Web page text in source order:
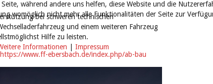
bei schweren technischen
und einem weiteren Fahrzeug
Hilfe zu leisten.
https://www.ff-ebersbach.de/index.php/ab-bau
während andere uns helfen, diese Website und die
womöglich nicht mehr alle Funktionalitäten der Seite zur
Informationen | Impressum